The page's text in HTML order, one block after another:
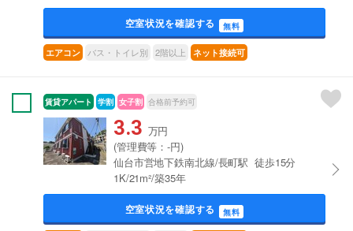
空室状況を確認する 無料
エアコン バス・トイレ別 2階以上 ネット接続可
賃貸アパート 学割 女子割 合格前予約可
3.3 万円
(管理費等：-円)
仙台市営地下鉄南北線/長町駅 徒歩15分
1K/21m²/築35年
空室状況を確認する 無料